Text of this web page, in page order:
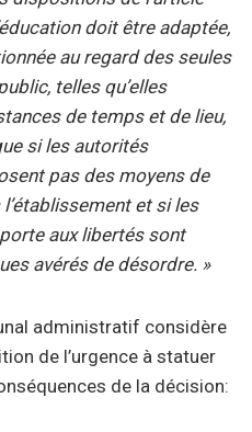
doit être adaptée,
au regard des seules
telles qu’elles
de temps et de lieu,
si les autorités
pas des moyens de
et si les
aux libertés sont
avérés de désordre. »
administratif considère
de l’urgence à statuer
de la décision: